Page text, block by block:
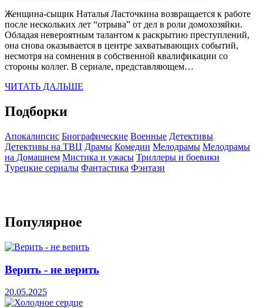
Женщина-сыщик Наталья Ласточкина возвращается к работе
после нескольких лет “отрыва” от дел в роли домохозяйки.
Обладая невероятным талантом к раскрытию преступлений,
она снова оказывается в центре захватывающих событий,
несмотря на сомнения в собственной квалификации со
стороны коллег. В сериале, представляющем…
ЧИТАТЬ ДАЛЬШЕ
Подборки
Апокалипсис Биографические Военные Детективы
Детективы на ТВЦ Драмы Комедии Мелодрамы Мелодрамы
на Домашнем Мистика и ужасы Триллеры и боевики
Турецкие сериалы Фантастика Фэнтази
Популярное
Верить - не верить
20.05.2025